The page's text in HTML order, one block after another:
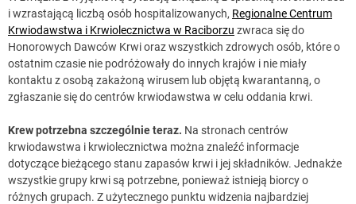
i wzrastającą liczbą osób hospitalizowanych, Regionalne Centrum
Krwiodawstwa i Krwiolecznictwa w Raciborzu zwraca się do
Honorowych Dawców Krwi oraz wszystkich zdrowych osób, które o
ostatnim czasie nie podróżowały do innych krajów i nie miały
kontaktu z osobą zakażoną wirusem lub objętą kwarantanną, o
zgłaszanie się do centrów krwiodawstwa w celu oddania krwi.
Krew potrzebna szczególnie teraz. Na stronach centrów
krwiodawstwa i krwiolecznictwa można znaleźć informacje
dotyczące bieżącego stanu zapasów krwi i jej składników. Jednakże
wszystkie grupy krwi są potrzebne, ponieważ istnieją biorcy o
różnych grupach. Z użytecznego punktu widzenia najbardziej